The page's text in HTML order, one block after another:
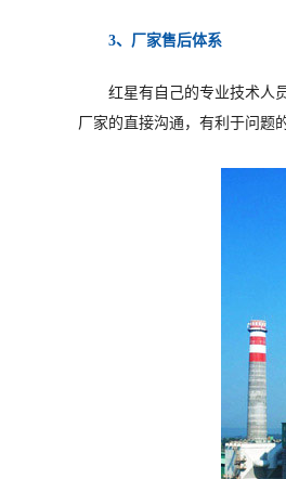
3、厂家售后体系
红星有自己的专业技术人
厂家的直接沟通，有利于问题